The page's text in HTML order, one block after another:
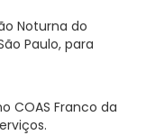
Noturna do
Paulo, para
COAS Franco da